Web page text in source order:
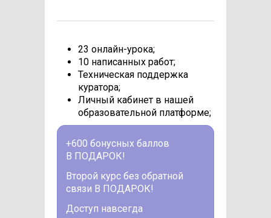
23 онлайн-урока;
10 написанных работ;
Техническая поддержка
куратора;
Личный кабинет в нашей
образовательной платформе;
+600 бонусных баллов
В ПОДАРОК!
Доступ навсегда
Второй курс без обратной
связи В ПОДАРОК!